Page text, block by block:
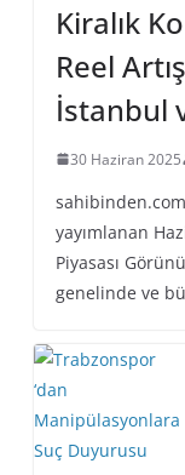
Kiralık
Reel
İstanbul
30 Haziran 2025
yayımlanan
Piyasası
genelinde ve